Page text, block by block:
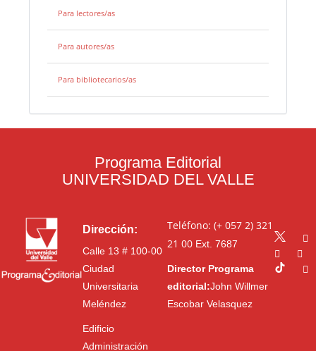
Para lectores/as
Para autores/as
Para bibliotecarios/as
Programa Editorial
UNIVERSIDAD DEL VALLE
Dirección:
Calle 13 # 100-00
Ciudad
Universitaria
Meléndez
Edificio
Administración
Teléfono: (+ 057 2) 321
21 00Ext. 7687
Director Programa
editorial:John Willmer
Escobar Velasquez